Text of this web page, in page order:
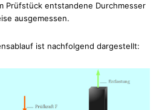
Prüfstück entstandene Durchmesser
ausgemessen.
ist nachfolgend dargestellt: